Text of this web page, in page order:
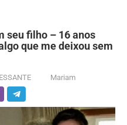
seu filho – 16 anos
que me deixou sem
Mariam